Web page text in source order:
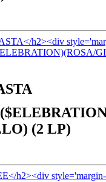
(2 LP)